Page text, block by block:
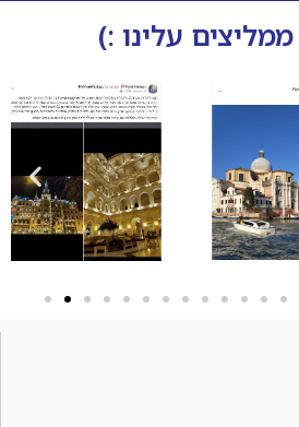
עלינו :)